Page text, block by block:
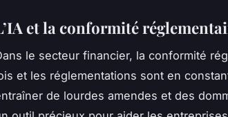
et la conformité
le secteur financier, la conformité
et les réglementations sont en
de lourdes amendes et des